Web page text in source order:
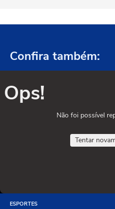
Confira também:
Ops!
Não foi possível
Tentar
ESPORTES